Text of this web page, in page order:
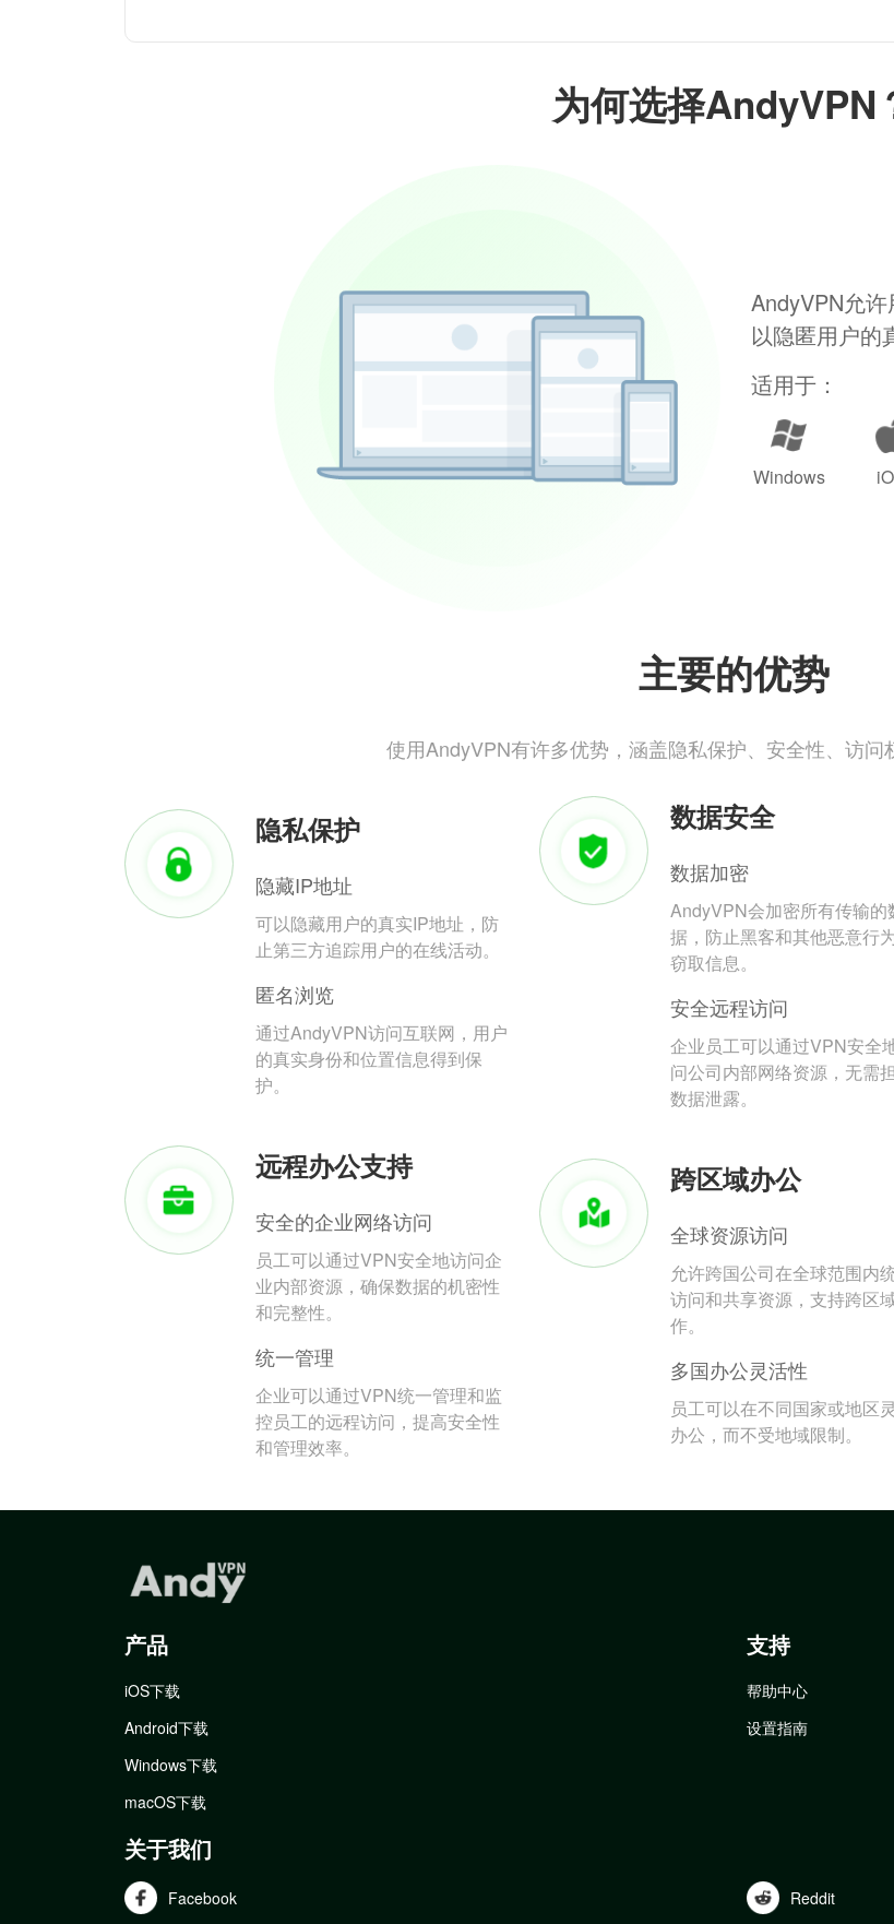
为何选择AndyVPN
AndyVPN允
以隐匿用户的
适用于：
Windows
主要的优势
使用AndyVPN有许多优势，涵盖隐私保护、安全性、访问
隐私保护
隐藏IP地址
可以隐藏用户的真实IP地址，防
止第三方追踪用户的在线活动。
匿名浏览
通过AndyVPN访问互联网，用户
的真实身份和位置信息得到保
护。
数据安全
数据加密
AndyVPN会加密所有传输的
据，防止黑客和其他恶意行
窃取信息。
安全远程访问
企业员工可以通过VPN安全
问公司内部网络资源，无需
数据泄露。
远程办公支持
安全的企业网络访问
员工可以通过VPN安全地访问企
业内部资源，确保数据的机密性
和完整性。
统一管理
企业可以通过VPN统一管理和监
控员工的远程访问，提高安全性
和管理效率。
跨区域办公
全球资源访问
允许跨国公司在全球范围内
访问和共享资源，支持跨区
作。
多国办公灵活性
员工可以在不同国家或地区
办公，而不受地域限制。
产品
iOS下载
Android下载
Windows下载
macOS下载
支持
帮助中心
设置指南
关于我们
Facebook Reddit